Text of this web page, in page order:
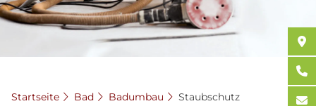
Startseite Bad Badumbau Staubschutz